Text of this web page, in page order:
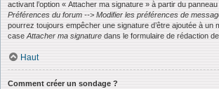
activant l’option « Attacher ma signature » à partir du panneau
Préférences du forum --> Modifier les préférences de
pourrez toujours empêcher une signature d’être ajoutée à un
case Attacher ma signature dans le formulaire de rédaction
Haut
Comment créer un sondage ?